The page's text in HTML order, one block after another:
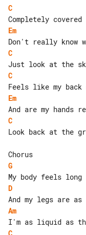
C
Em
C
C
Em
C
Look back at the
G
D
Am